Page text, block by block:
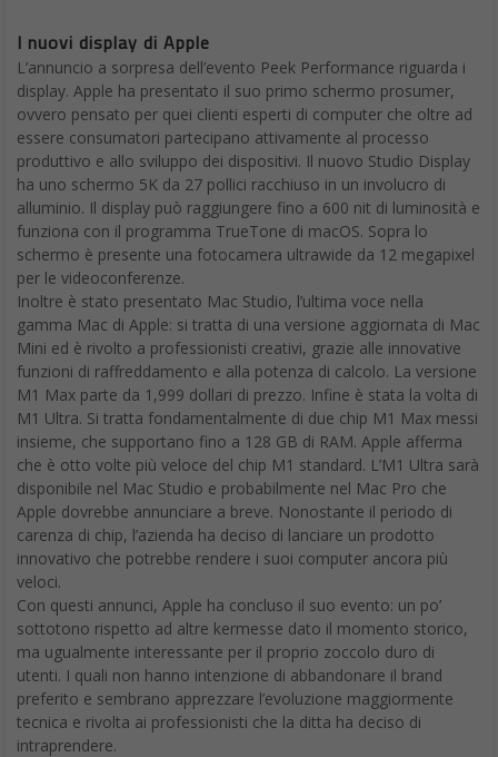
I nuovi display di Apple
L’annuncio a sorpresa dell’evento Peek Performance riguarda i
display. Apple ha presentato il suo primo schermo prosumer,
ovvero pensato per quei clienti esperti di computer che oltre ad
essere consumatori partecipano attivamente al processo
produttivo e allo sviluppo dei dispositivi. Il nuovo Studio Display
ha uno schermo 5K da 27 pollici racchiuso in un involucro di
alluminio. Il display può raggiungere fino a 600 nit di luminosità e
funziona con il programma TrueTone di macOS. Sopra lo
schermo è presente una fotocamera ultrawide da 12 megapixel
per le videoconferenze.
Inoltre è stato presentato Mac Studio, l’ultima voce nella
gamma Mac di Apple: si tratta di una versione aggiornata di Mac
Mini ed è rivolto a professionisti creativi, grazie alle innovative
funzioni di raffreddamento e alla potenza di calcolo. La versione
M1 Max parte da 1,999 dollari di prezzo. Infine è stata la volta di
M1 Ultra. Si tratta fondamentalmente di due chip M1 Max messi
insieme, che supportano fino a 128 GB di RAM. Apple afferma
che è otto volte più veloce del chip M1 standard. L’M1 Ultra sarà
disponibile nel Mac Studio e probabilmente nel Mac Pro che
Apple dovrebbe annunciare a breve. Nonostante il periodo di
carenza di chip, l’azienda ha deciso di lanciare un prodotto
innovativo che potrebbe rendere i suoi computer ancora più
veloci.
Con questi annunci, Apple ha concluso il suo evento: un po’
sottotono rispetto ad altre kermesse dato il momento storico,
ma ugualmente interessante per il proprio zoccolo duro di
utenti. I quali non hanno intenzione di abbandonare il brand
preferito e sembrano apprezzare l’evoluzione maggiormente
tecnica e rivolta ai professionisti che la ditta ha deciso di
intraprendere.